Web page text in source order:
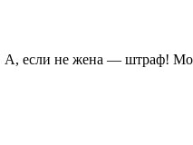
если не жена — штраф!